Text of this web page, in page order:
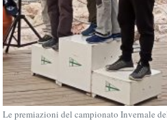
Le premiazioni del campionato Invernale